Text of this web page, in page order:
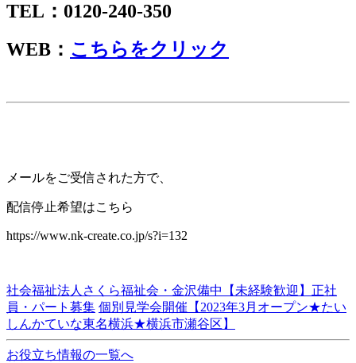
TEL：0120-240-350
WEB： こちらをクリック
メールをご受信された方で、
配信停止希望はこちら
https://www.nk-create.co.jp/s?i=132
社会福祉法人さくら福祉会・金沢備中【未経験歓迎】正社
員・パート募集 個別見学会開催【2023年3月オープン★たい
しんかていな東名横浜★横浜市瀬谷区】
お役立ち情報の一覧へ